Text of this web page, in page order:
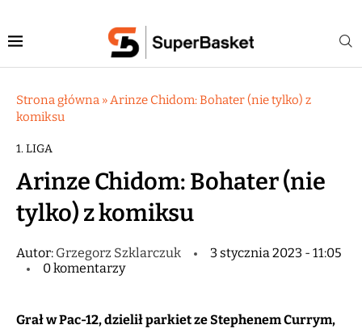
Strona główna »Arinze Chidom: Bohater (nie tylko) z
komiksu
1. LIGA
Arinze Chidom: Bohater (nie
tylko) z komiksu
Autor: Grzegorz Szklarczuk
3 stycznia 2023 - 11:05
0 komentarzy
Grał w Pac-12, dzielił parkiet ze Stephenem Currym,